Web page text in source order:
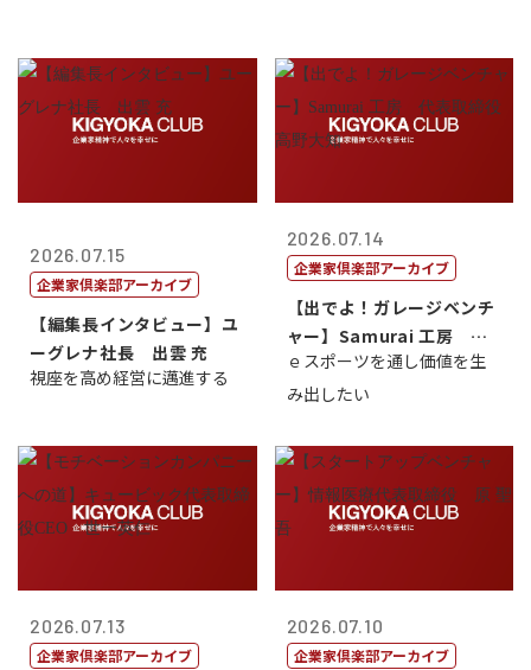
2026.07.15
企業家倶楽部アーカイブ
【編集長インタビュー】ユ
ーグレナ社長 出雲 充
視座を高め経営に邁進する
2026.07.14
企業家倶楽部アーカイブ
【出でよ！ガレージベンチ
ャー】Samurai 工房 代
表取締...
ｅスポーツを通し価値を生
み出したい
2026.07.13
企業家倶楽部アーカイブ
2026.07.10
企業家倶楽部アーカイブ